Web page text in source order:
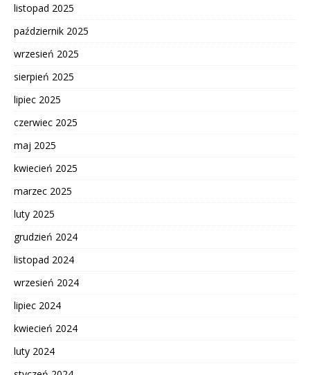
listopad 2025
październik 2025
wrzesień 2025
sierpień 2025
lipiec 2025
czerwiec 2025
maj 2025
kwiecień 2025
marzec 2025
luty 2025
grudzień 2024
listopad 2024
wrzesień 2024
lipiec 2024
kwiecień 2024
luty 2024